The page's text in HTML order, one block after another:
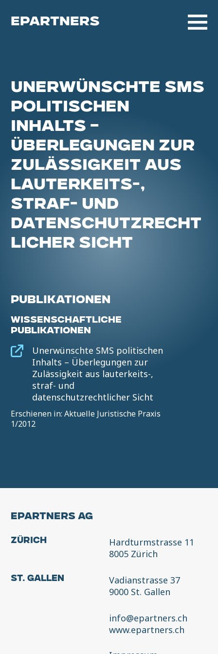
EPARTNERS
UNERWÜNSCHTE SMS
POLITISCHEN
INHALTS –
ÜBERLEGUNGEN ZUR
ZULÄSSIGKEIT AUS
LAUTERKEITS-,
STRAF- UND
DATENSCHUTZRECHT
LICHER SICHT
PUBLIKATIONEN
WISSENSCHAFTLICHE
PUBLIKATIONEN
Unerwünschte SMS politischen
Inhalts – Überlegungen zur
Zulässigkeit aus lauterkeits-,
straf- und
datenschutzrechtlicher Sicht
Erschienen in: Aktuelle Juristische Praxis
1/2012
EPARTNERS AG
Zürich
Hardturmstrasse 11
8005 Zürich
St. Gallen
Vadianstrasse 37
9000 St. Gallen
info@epartners.ch
www.epartners.ch